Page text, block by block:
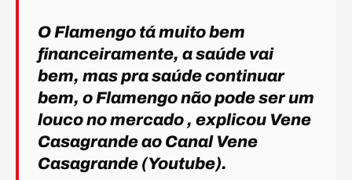
O Flamengo tá muito bem
financeiramente, a saúde vai
bem, mas pra saúde continuar
bem, o Flamengo não pode ser um
louco no mercado, explicou Vene
Casagrande ao Canal Vene
Casagrande (Youtube).